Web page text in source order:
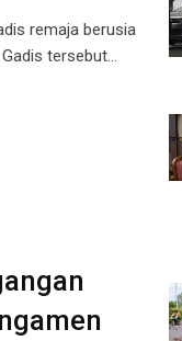
remaja berusia
tersebut…